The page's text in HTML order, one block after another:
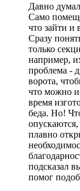
Давно
Само
что зайти и
Сразу
только
например,
проблема -
ворота,
что можно и
время
беда. Но!
плавно
подсказал
помог